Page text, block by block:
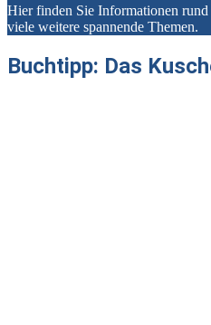
Hier finden Sie Informationen
viele weitere spannende Themen.
Buchtipp: Das